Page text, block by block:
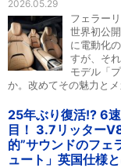
2026.05.29
フェラー
世界初公
に電動化
すが、そ
モデル「
か。改めてその魅力とメ
25年ぶり復活!? 6
目！ 3.7リッター
的”サウンドのフ
ュート」英国仕様